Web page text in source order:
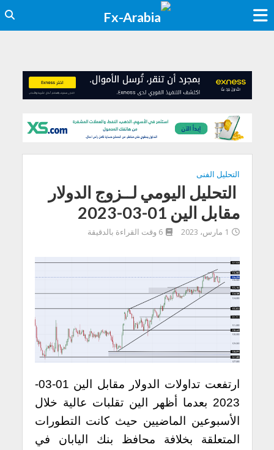
التحليل الفنى
التحليل اليومي لــزوج الدولار
مقابل الين 01-03-2023
1 مارس، 2023 6 وقت القراءة بالدقيقة
ارتفعت تداولات الدولار مقابل الين 01-03-
2023 بعدما أظهر الين تقلبات عالية خلال
الأسبوعين الماضيين حيث كانت التطورات
المتعلقة بخلافة محافظ بنك اليابان في